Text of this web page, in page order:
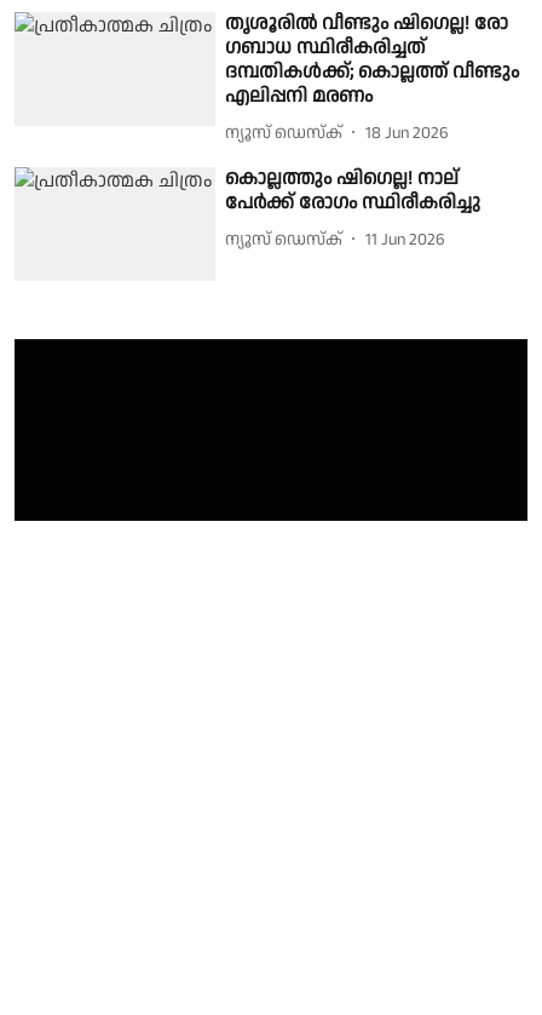
​തൃശൂരിൽ വീണ്ടും ഷിഗെല്ല! രോ​
ഗബാധ സ്ഥിരീകരിച്ചത്
ദമ്പതികൾക്ക്; കൊല്ലത്ത് വീണ്ടും
എലിപ്പനി മരണം
ന്യൂസ് ഡെസ്ക് 18 Jun 2026
കൊല്ലത്തും ഷിഗെല്ല! നാല്
പേർക്ക് രോഗം സ്ഥിരീകരിച്ചു
ന്യൂസ് ഡെസ്ക് 11 Jun 2026